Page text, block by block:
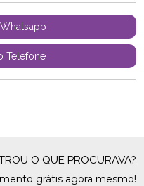
Telefone
O QUE PROCURAVA?
grátis agora mesmo!